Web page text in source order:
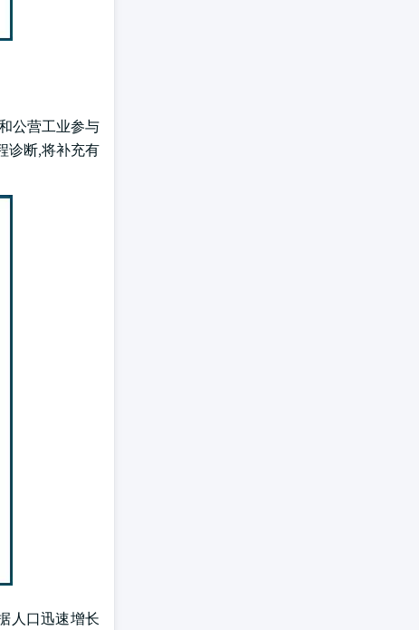
公营工业参与
诊断,将补充有
人口迅速增长